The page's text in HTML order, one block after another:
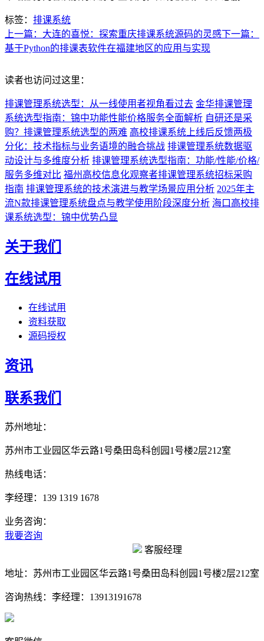
标签： 排课系统
上一篇：大连的喜悦：探索重庆排课系统源码的灵感下一篇：
基于Python的排课表软件在福建地区的应用与实现
读者也访问过这里：
排课管理系统选型：从一线使用者视角看过去 金华排课管理
系统选型指南：锦中功能性能价格服务全面解析 自研还是采
购？排课管理系统选型的两难 高校排课系统上线后反馈两极
分化：技术指标与业务语境的融合挑战 排课管理系统数据驱
动设计与多维度分析 排课管理系统选型指南：功能/性能/价格/
服务多维对比 福州高校信息化观察者排课管理系统招标采购
指南 排课管理系统的技术演进与教学场景应用分析 2025年主
流N款排课管理系统盘点与教学使用阶段深度分析 海口高校排
课系统选型：锦中优势凸显
关于我们
在线试用
在线试用
资料获取
源码授权
资讯
联系我们
苏州地址：
苏州市工业园区华云路1号桑田岛科创园1号楼2层212室
热线电话：
李经理：139 1319 1678
业务咨询：
我要咨询
客服经理
地址： 苏州市工业园区华云路1号桑田岛科创园1号楼2层212室
咨询热线： 李经理：13913191678